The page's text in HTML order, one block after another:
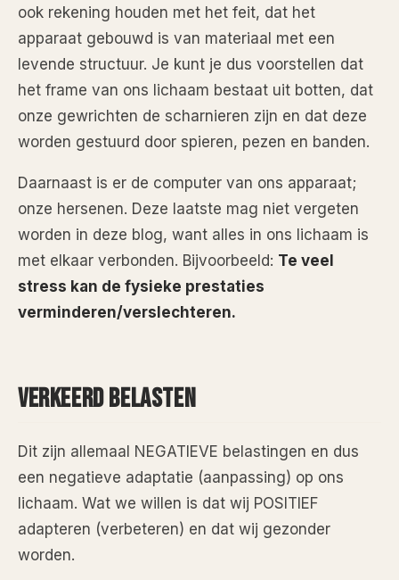
ook rekening houden met het feit, dat het
apparaat gebouwd is van materiaal met een
levende structuur. Je kunt je dus voorstellen dat
het frame van ons lichaam bestaat uit botten, dat
onze gewrichten de scharnieren zijn en dat deze
worden gestuurd door spieren, pezen en banden.
Daarnaast is er de computer van ons apparaat;
onze hersenen. Deze laatste mag niet vergeten
worden in deze blog, want alles in ons lichaam is
met elkaar verbonden. Bijvoorbeeld: Te veel
stress kan de fysieke prestaties
verminderen/verslechteren.
VERKEERD BELASTEN
Dit zijn allemaal NEGATIEVE belastingen en dus
een negatieve adaptatie (aanpassing) op ons
lichaam. Wat we willen is dat wij POSITIEF
adapteren (verbeteren) en dat wij gezonder
worden.